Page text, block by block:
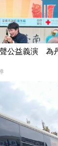
公益義演 為